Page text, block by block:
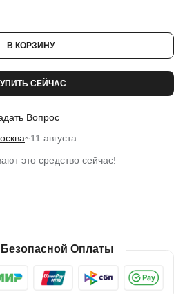
В КОРЗИНУ
СЕЙЧАС
Вопрос
~11 августа
это средство сейчас!
Безопасной Оплаты